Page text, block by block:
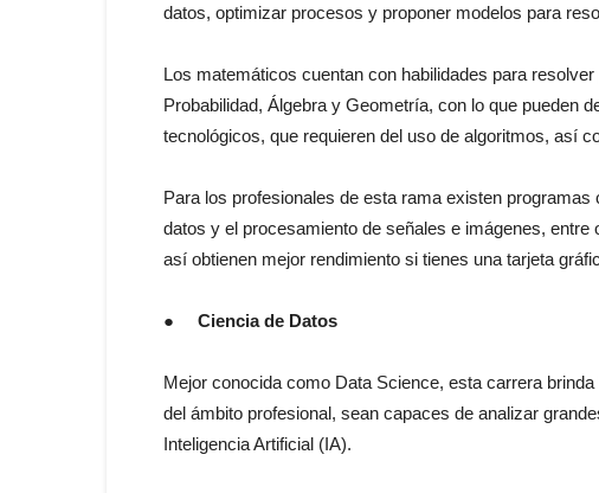
datos, optimizar procesos y proponer modelos para
Los matemáticos cuentan con habilidades para
Probabilidad, Álgebra y Geometría, con lo que pueden
tecnológicos, que requieren del uso de algoritmos, así
Para los profesionales de esta rama existen
datos y el procesamiento de señales e imágenes,
así obtienen mejor rendimiento si tienes una tarjeta
● Ciencia de Datos
Mejor conocida como Data Science, esta carrera
del ámbito profesional, sean capaces de analizar
Inteligencia Artificial (IA).